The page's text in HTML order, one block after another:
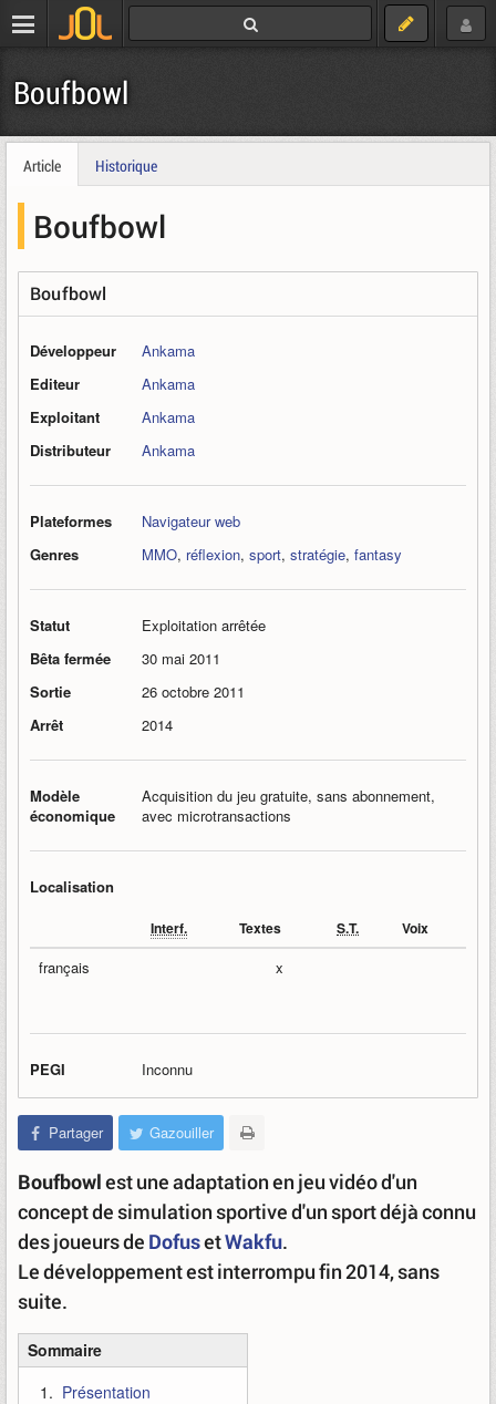
Boufbowl
Article Historique
Boufbowl
Boufbowl
Développeur
Ankama
Editeur
Ankama
Exploitant
Ankama
Distributeur
Ankama
Plateformes
Navigateur web
Genres
MMO, réflexion, sport, stratégie, fantasy
Statut
Exploitation arrêtée
Bêta fermée
30 mai 2011
Sortie
26 octobre 2011
Arrêt
2014
Modèle
économique
Acquisition du jeu gratuite, sans abonnement,
avec microtransactions
Localisation
Interf. Textes S.T. Voix
français x
PEGI Inconnu
Partager Gazouiller
Boufbowlest une adaptation en jeu vidéo d'un
concept de simulation sportive d'un sport déjà connu
des joueurs de DofusetWakfu.
Le développement est interrompu fin 2014, sans
suite.
Sommaire
Présentation